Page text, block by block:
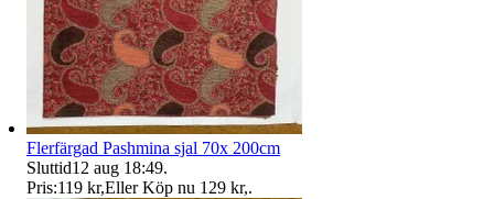
Flerfärgad Pashmina sjal 70x 200cm
Sluttid12 aug 18:49.
Pris:119 kr,Eller Köp nu 129 kr,.